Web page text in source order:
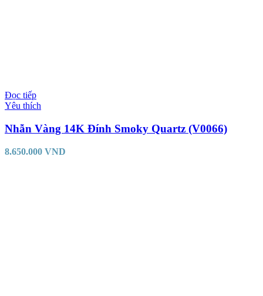
Đọc tiếp
Yêu thích
Nhẫn Vàng 14K Đính Smoky Quartz (V0066)
8.650.000 VND